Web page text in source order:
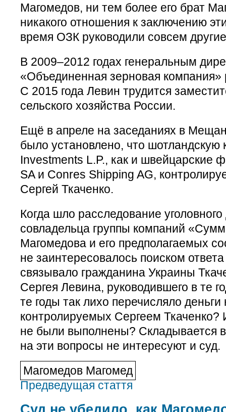
Магомедов, ни тем более его брат
никакого отношения к заключению
время ОЗК руководили совсем
В 2009–2012 годах генеральным
«Объединенная зерновая компания»
С 2015 года Левин трудится
сельского хозяйства России.
Ещё в апреле на заседаниях в
было установлено, что
Investments L.P., как и швейцарские
SA и Conres Shipping AG,
Сергей Ткаченко.
Когда шло расследование
совладельца группы компаний
Магомедова и его предполагаемых
не заинтересовалось поиском
связывало гражданина Украины
Сергея Левина, руководившего в те
те годы так лихо перечисляло
контролируемых Сергеем Ткаченко?
не были выполнены? Складывается
на эти вопросы не интересуют и суд.
Магомедов Магомед
Предведущая стаття